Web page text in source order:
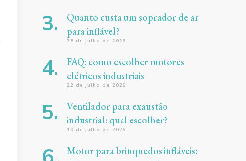
Quanto custa um soprador de ar
para inflável?
28 de julho de 2026
FAQ: como escolher motores
elétricos industriais
22 de julho de 2026
Ventilador para exaustão
industrial: qual escolher?
10 de julho de 2026
Motor para brinquedos infláveis: